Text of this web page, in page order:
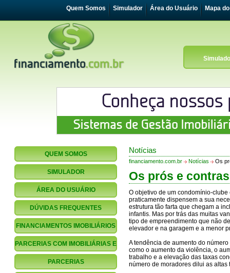
Quem Somos Simulador Área do Usuário Mapa
QUEM SOMOS
SIMULADOR
ÁREA DO USUÁRIO
DÚVIDAS FREQUENTES
FINANCIAMENTOS IMOBILIÁRIOS
PARCERIAS COM IMOBILIÁRIAS E
CORRETORES
PARCERIAS
Notícias
financiamento.com.br Notícias Os
Os prós e
O objetivo de um condomínio-
praticamente dispensem a sua
estrutura tão farta que chegam a
infantis. Mas por trás das muitas
tipo de empreendimento que não
elevador e na garagem e a menor
A tendência de aumento do
como o aumento da violência, o
trabalho e a elevação das taxas
número de moradores dilui as altas